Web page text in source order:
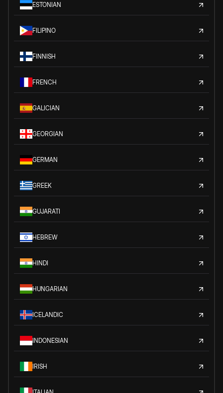
ESTONIAN
FILIPINO
FINNISH
FRENCH
GALICIAN
GEORGIAN
GERMAN
GREEK
GUJARATI
HEBREW
HINDI
HUNGARIAN
ICELANDIC
INDONESIAN
IRISH